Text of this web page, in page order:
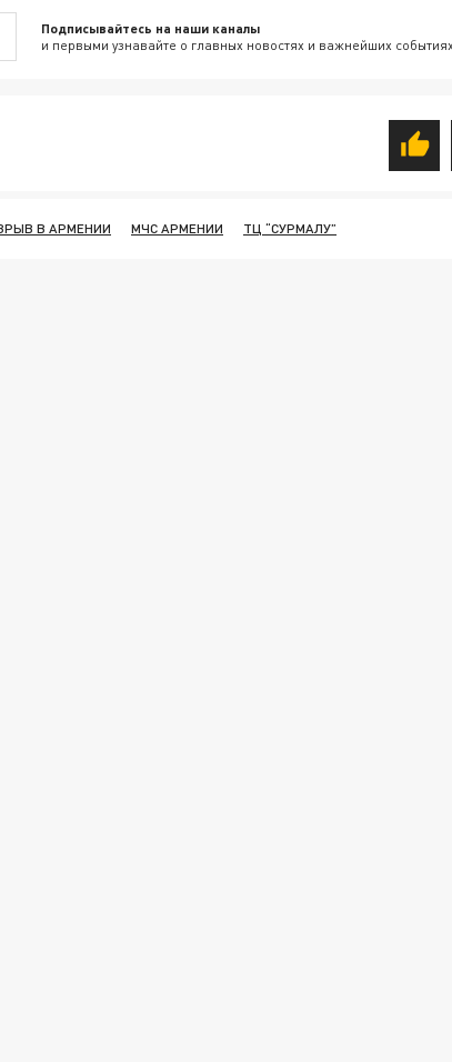
Подписывайтесь на наши каналы
и первыми узнавайте о главных новостях и важнейших
В АРМЕНИИ МЧС АРМЕНИИ ТЦ “СУРМАЛУ”